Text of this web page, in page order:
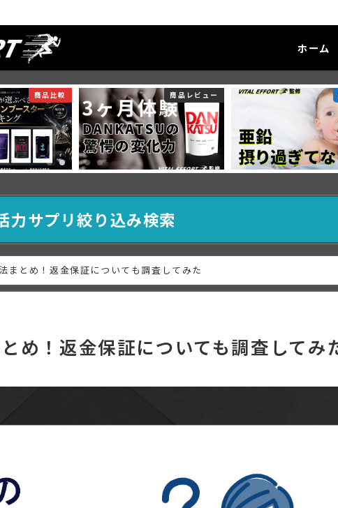
ホーム
商品比較 商品レビュー
力サプリ絞り込み検索
まとめ！返金保証についても調査してみた
め！返金保証についても調査してみ